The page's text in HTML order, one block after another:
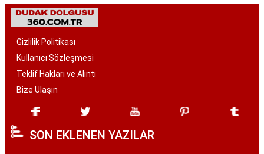
Gizlilik Politikası
Kullanıcı Sözleşmesi
Teklif Hakları ve Alıntı
Bize Ulaşın
SON EKLENEN YAZILAR